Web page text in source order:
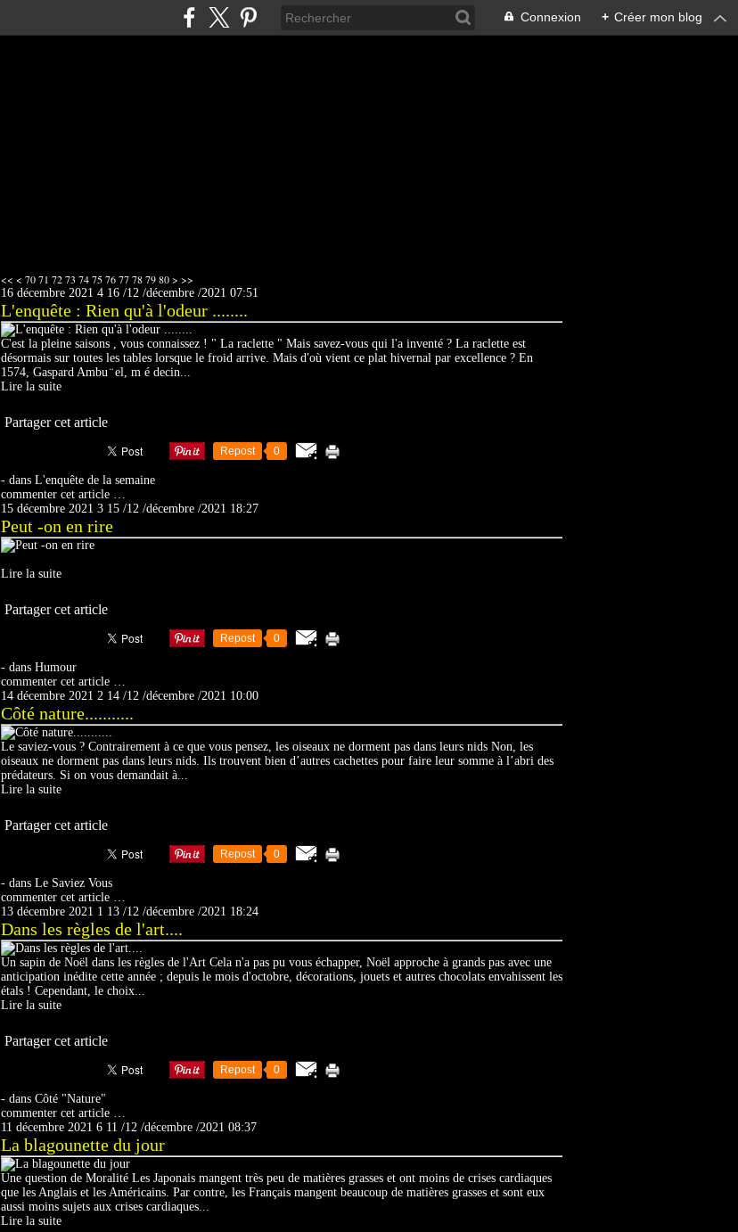
Connexion + Créer mon blog
<< < 10
20
30
40
50
60
7071 7273 7475767778798090
100
200
300
400
500
600
700
800
> >>
16 décembre 2021 4 16 /12 /décembre /2021 07:51
L'enquête : Rien qu'à l'odeur ........
C'est la pleine saisons , vous connaissez ! " La raclette " Mais savez-vous qui l'a inventé ? La raclette est
désormais sur toutes les tables lorsque le froid arrive. Mais d'où vient ce plat hivernal par excellence ? En
1574, Gaspard Ambu ̈ el, m é decin...
Lire la suite
Partager cet article
Repost 0
- dans L'enquête de la semaine
commenter cet article …
15 décembre 2021 3 15 /12 /décembre /2021 18:27
Peut -on en rire
Lire la suite
Partager cet article
Repost 0
- dans Humour
commenter cet article …
14 décembre 2021 2 14 /12 /décembre /2021 10:00
Côté nature...........
Le saviez-vous ? Contrairement à ce que vous pensez, les oiseaux ne dorment pas dans leurs nids Non, les
oiseaux ne dorment pas dans leurs nids. Ils trouvent bien d’autres cachettes pour faire leur somme à l’abri des
prédateurs. Si on vous demandait à...
Lire la suite
Partager cet article
Repost 0
- dans Le Saviez Vous
commenter cet article …
13 décembre 2021 1 13 /12 /décembre /2021 18:24
Dans les règles de l'art....
Un sapin de Noël dans les règles de l'Art Cela n'a pas pu vous échapper, Noël approche à grands pas avec une
anticipation inédite cette année ; depuis le mois d'octobre, décorations, jouets et autres chocolats envahissent les
étals ! Cependant, le choix...
Lire la suite
Partager cet article
Repost 0
- dans Côté "Nature"
commenter cet article …
11 décembre 2021 6 11 /12 /décembre /2021 08:37
La blagounette du jour
Une question de Moralité Les Japonais mangent très peu de matières grasses et ont moins de crises cardiaques
que les Anglais et les Américains. Par contre, les Français mangent beaucoup de matières grasses et sont eux
aussi moins sujets aux crises cardiaques...
Lire la suite